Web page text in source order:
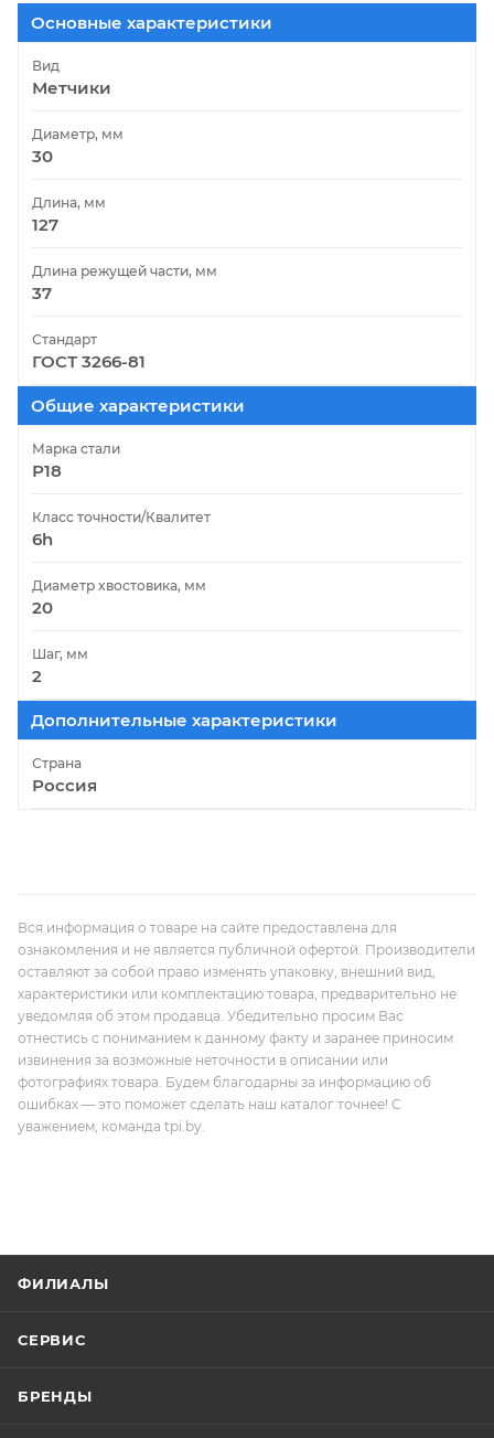
Основные характеристики
Вид
Метчики
Диаметр, мм
30
Длина, мм
127
Длина режущей части, мм
37
Стандарт
ГОСТ 3266-81
Общие характеристики
Марка стали
Р18
Класс точности/Квалитет
6h
Диаметр хвостовика, мм
20
Шаг, мм
2
Дополнительные характеристики
Страна
Россия
Вся информация о товаре на сайте предоставлена для
ознакомления и не является публичной офертой. Производители
оставляют за собой право изменять упаковку, внешний вид,
характеристики или комплектацию товара, предварительно не
уведомляя об этом продавца. Убедительно просим Вас
отнестись с пониманием к данному факту и заранее приносим
извинения за возможные неточности в описании или
фотографиях товара. Будем благодарны за информацию об
ошибках — это поможет сделать наш каталог точнее! С
уважением, команда tpi.by.
ФИЛИАЛЫ
СЕРВИС
БРЕНДЫ